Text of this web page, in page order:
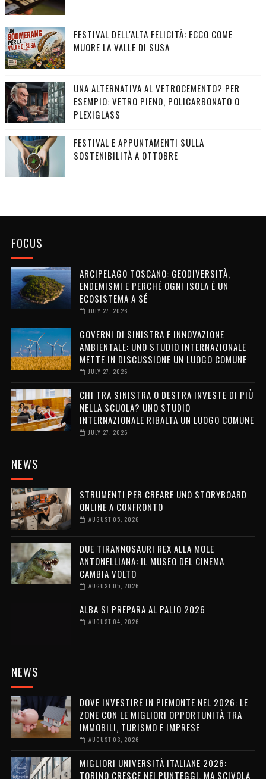
FESTIVAL DELL'ALTA FELICITÀ: ECCO COME
MUORE LA VALLE DI SUSA
UNA ALTERNATIVA AL VETROCEMENTO? PER
ESEMPIO: VETRO PIENO, POLICARBONATO O
PLEXIGLASS
FESTIVAL E APPUNTAMENTI SULLA
SOSTENIBILITÀ A OTTOBRE
FOCUS
ARCIPELAGO TOSCANO: GEODIVERSITÀ,
ENDEMISMI E PERCHÉ OGNI ISOLA È UN
ECOSISTEMA A SÉ
JULY 27, 2026
GOVERNI DI SINISTRA E INNOVAZIONE
AMBIENTALE: UNO STUDIO INTERNAZIONALE
METTE IN DISCUSSIONE UN LUOGO COMUNE
JULY 27, 2026
CHI TRA SINISTRA O DESTRA INVESTE DI PIÙ
NELLA SCUOLA? UNO STUDIO
INTERNAZIONALE RIBALTA UN LUOGO COMUNE
JULY 27, 2026
NEWS
STRUMENTI PER CREARE UNO STORYBOARD
ONLINE A CONFRONTO
AUGUST 05, 2026
DUE TIRANNOSAURI REX ALLA MOLE
ANTONELLIANA: IL MUSEO DEL CINEMA
CAMBIA VOLTO
AUGUST 05, 2026
ALBA SI PREPARA AL PALIO 2026
AUGUST 04, 2026
NEWS
DOVE INVESTIRE IN PIEMONTE NEL 2026: LE
ZONE CON LE MIGLIORI OPPORTUNITÀ TRA
IMMOBILI, TURISMO E IMPRESE
AUGUST 03, 2026
MIGLIORI UNIVERSITÀ ITALIANE 2026:
TORINO CRESCE NEI PUNTEGGI, MA SCIVOLA